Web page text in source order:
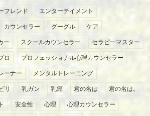
フレンド エンターテイメント
カウンセラー グーグル ケア
ー スクールカウンセラー セラピーマスター
ロ プロフェッショナル心理カウンセラー
ーナー メンタルトレーニング
リ 乳ガン 乳癌 君の名は 君の名は。
安全性 心理 心理カウンセラー